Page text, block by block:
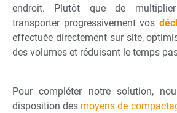
endroit. Plutôt que de
transporter progressivement vos
effectuée directement sur site,
des volumes et réduisant le temps
Pour compléter notre solution,
disposition des moyens de